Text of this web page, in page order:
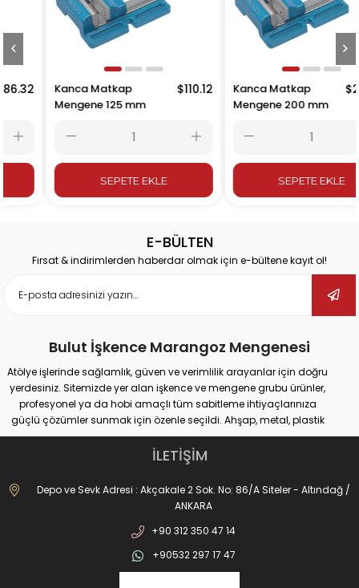
Kanca Matkap
Mengene 125 mm
SEPETE EKLE
Kanca Matkap
Mengene 200 mm
$230.59
SEPETE EKLE
E-BÜLTEN
Fırsat & indirimlerden haberdar olmak için e-bültene kayıt ol!
Bulut İşkence Marangoz Mengenesi
Atölye işlerinde sağlamlık, güven ve verimlilik arayanlar için doğru
yerdesiniz. Sitemizde yer alan işkence ve mengene grubu ürünler,
profesyonel ya da hobi amaçlı tüm sabitleme ihtiyaçlarınıza
güçlü çözümler sunmak için özenle seçildi. Ahşap, metal, plastik
gibi farklı yüzeylerde güvenli tutuş sağlayan ürünlerimiz;
marangozluk, kaynak, delme, montaj ve tamir gibi pek çok alanda
maksimum performans vadediyor.
İster büyük ölçekli sanayi tipi işler yapıyor olun, ister evde basit
onarımlar; doğru işkence ve mengeneyle hem iş güvenliğinizi
işkencelerden matkap mengenelerine, ray işkencelerinden kazancı
işkencesine kadar geniş ürün gamımızda her kullanım alanına
uygun alternatifler bulabilirsiniz. Hızlı açılır kapanır sistemler, kanca
İLETİŞİM
Depo ve Sevk Adresi : Akçakale 2 Sok. No: 86/A Siteler - Altındağ /
ANKARA
+90 312 350 47 14
+90532 297 17 47